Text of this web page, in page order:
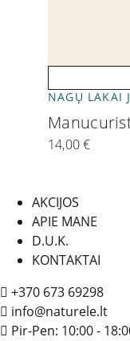
NAGŲ LAKAI
14,00€
AKCIJOS
APIE MANE
D.U.K.
KONTAKTAI
+370 673 69298
info@naturele.lt
Pir-Pen: 10:00 -